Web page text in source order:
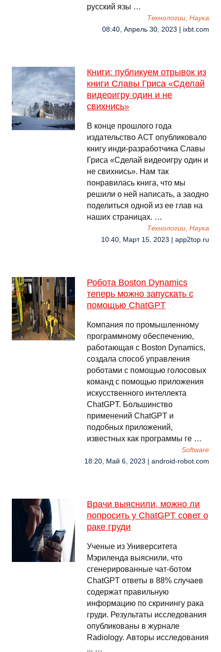
русский язы …
Технологии, Наука
08:40, Апрель 30, 2023 | ixbt.com
Книги: публикуем отрывок из
книги Славы Гриса «Сделай
видеоигру один и не
свихнись»
В конце прошлого года
издательство АСТ опубликовало
книгу инди-разработчика Славы
Гриса «Сделай видеоигру один и
не свихнись». Нам так
понравилась книга, что мы
решили о ней написать, а заодно
поделиться одной из ее глав на
наших страницах. …
Технологии, Наука
10:40, Март 15, 2023 | app2top.ru
Робота Boston Dynamics
теперь можно запускать с
помощью ChatGPT
Компания по промышленному
программному обеспечению,
работающая с Boston Dynamics,
создала способ управления
роботами с помощью голосовых
команд с помощью приложения
искусственного интеллекта
ChatGPT. Большинство
применений ChatGPT и
подобных приложений,
известных как программы ге …
Software
18:20, Май 6, 2023 | android-robot.com
Врачи выяснили, можно ли
попросить у ChatGPT совет о
раке груди
Ученые из Университета
Мэриленда выяснили, что
сгенерированные чат-ботом
ChatGPT ответы в 88% случаев
содержат правильную
информацию по скринингу рака
груди. Результаты исследования
опубликованы в журнале
Radiology. Авторы исследования
... …